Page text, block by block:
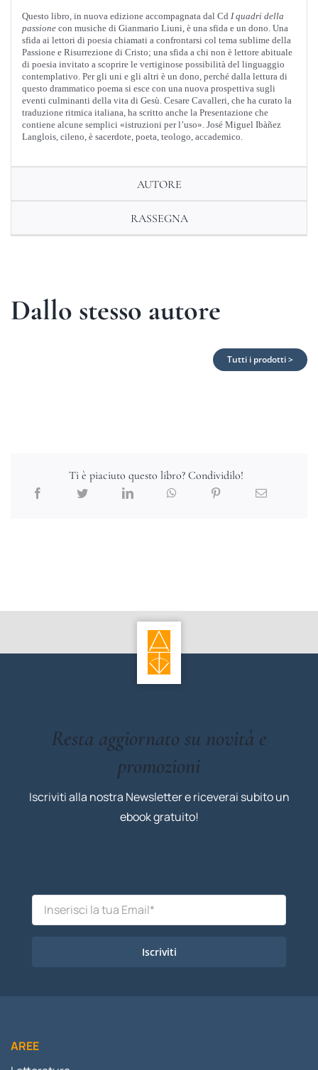
Questo libro, in nuova edizione accompagnata dal Cd I quadri della
passionecon musiche di Gianmario Liuni, è una sfida e un dono. Una
sfida ai lettori di poesia chiamati a confrontarsi col tema sublime della
Passione e Risurrezione di Cristo; una sfida a chi non è lettore abituale
di poesia invitato a scoprire le vertiginose possibilità del linguaggio
contemplativo. Per gli uni e gli altri è un dono, perché dalla lettura di
questo drammatico poema si esce con una nuova prospettiva sugli
eventi culminanti della vita di Gesù. Cesare Cavalleri, che ha curato la
traduzione ritmica italiana, ha scritto anche la Presentazione che
contiene alcune semplici «istruzioni per l’uso». José Miguel Ibàñez
Langlois, cileno, è sacerdote, poeta, teologo, accademico.
AUTORE
RASSEGNA
Dallo stesso autore
Tutti i prodotti >
Ti è piaciuto questo libro? Condividilo!
Resta aggiornato su novità e
promozioni
Iscriviti alla nostra Newsletter e riceverai subito un
ebook gratuito!
Iscriviti
AREE